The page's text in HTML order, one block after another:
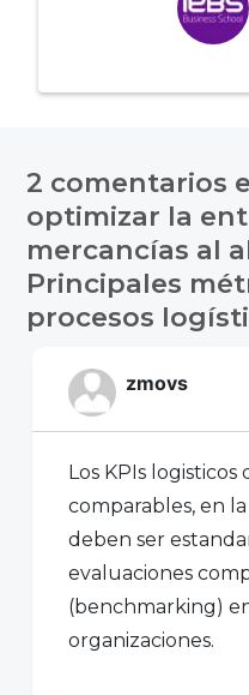
de
entradas
2 comentarios
optimizar la
mercancías al
Principales
procesos
zmovs
Los KPIs
comparables, en
deben ser
evaluaciones
(benchmarking)
organizaciones.